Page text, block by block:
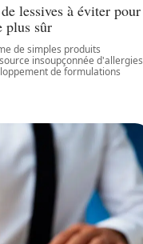
lessives à éviter pour
plus sûr
de simples produits
insoupçonnée d'allergies
de formulations